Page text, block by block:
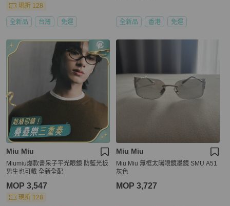
現折 128
全新品 台灣 免運 全新品 香港 免運
Miu Miu
Miumiu爆款書呆子平光眼鏡 防藍光板
男生也可戴 全新全配
MOP 3,547
現折 128
Miu Miu
Miu Miu 無框太陽眼鏡墨鏡 SMU A51
灰色
MOP 3,727